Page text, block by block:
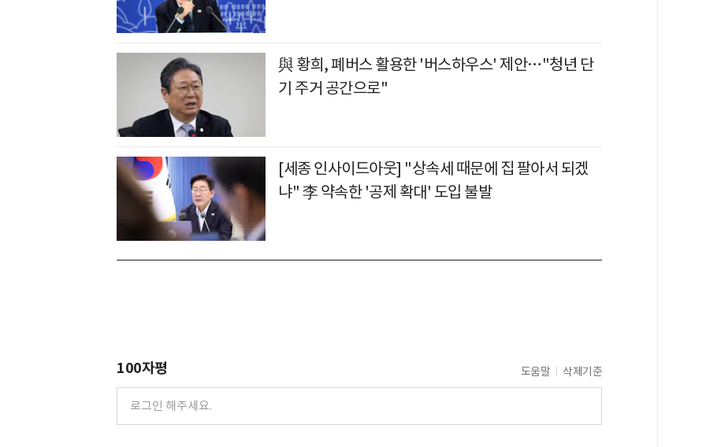
與 황희, 폐버스 활용한 '버스하우스' 제안…"청년 단
기 주거 공간으로"
[세종 인사이드아웃] "상속세 때문에 집 팔아서 되겠
냐" 李 약속한 '공제 확대' 도입 불발
100자평 도움말 삭제기준